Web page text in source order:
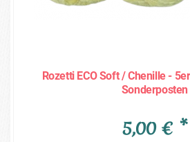
Rozetti ECO Soft / Chenille -
Sonderposten
5,00 € *